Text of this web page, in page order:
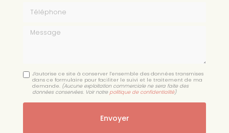
Message
J'autorise ce site à conserver l'ensemble des données transmises
dans ce formulaire pour faciliter le suivi et le traitement de ma
demande. (Aucune exploitation commerciale ne sera faite des
données conservées. Voir notre politique de confidentialité)